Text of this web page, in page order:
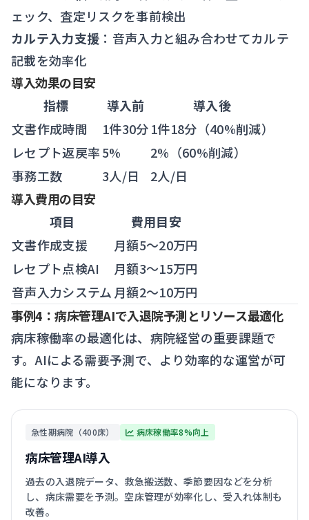
ェック、査定リスクを事前検出
カルテ入力支援 ：音声入力と組み合わせてカルテ
記載を効率化
導入効果の目安
指標
導入前
導入後
文書作成時間
1件30分1件18分（40%削減）
レセプト返戻率5%
2%（60%削減）
事務工数
3人/日
2人/日
導入費用の目安
項目
費用目安
文書作成支援
月額5〜20万円
レセプト点検AI
月額3〜15万円
音声入力システム月額2〜10万円
事例4：病床管理AIで入退院予測とリソース最適化
病床稼働率の最適化は、病院経営の重要課題で
す。AIによる需要予測で、より効率的な運営が可
能になります。
急性期病院（400床） 病床稼働率8%向上
病床管理AI導入
過去の入退院データ、救急搬送数、季節要因などを分析
し、病床需要を予測。空床管理が効率化し、受入れ体制も
改善。